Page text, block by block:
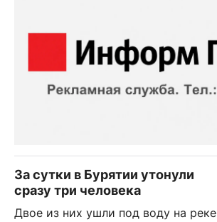
За сутки в Бурятии утонули
сразу три человека
Двое из них ушли под воду на реке